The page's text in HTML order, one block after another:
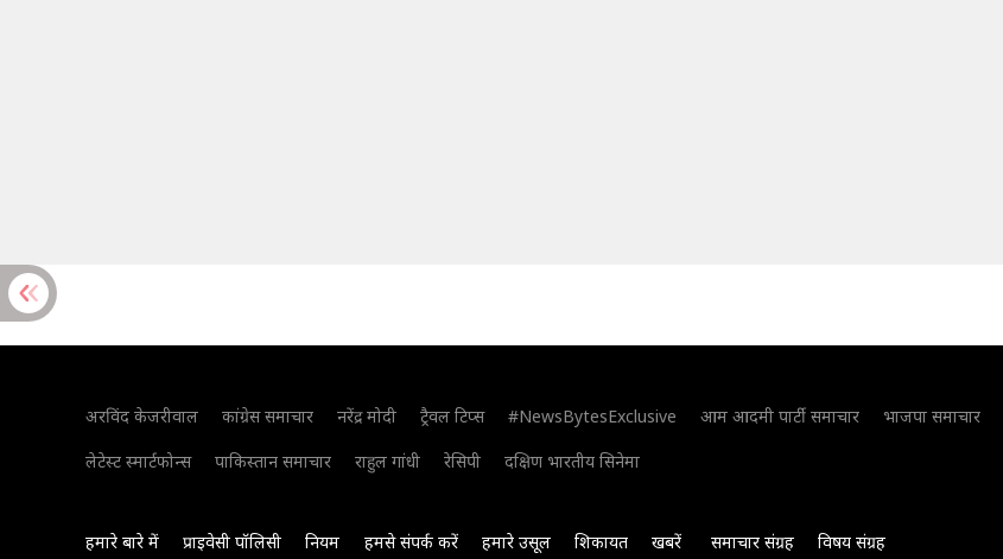
अरविंद केजरीवाल कांग्रेस समाचार नरेंद्र मोदी ट्रैवल टिप्स #NewsBytesExclusive आम आदमी पार्टी समाचार भाजपा समाचार
लेटेस्ट स्मार्टफोन्स
पाकिस्तान समाचार राहुल गांधी रेसिपी दक्षिण भारतीय सिनेमा
हमारे बारे में प्राइवेसी पॉलिसी नियम हमसे संपर्क करें हमारे उसूल शिकायत खबरें समाचार संग्रह विषय संग्रह